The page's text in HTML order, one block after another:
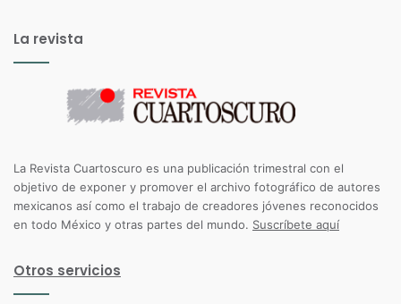
La revista
La Revista Cuartoscuro es una publicación trimestral con el
objetivo de exponer y promover el archivo fotográfico de autores
mexicanos así como el trabajo de creadores jóvenes reconocidos
en todo México y otras partes del mundo. Suscríbete aquí
Otros servicios